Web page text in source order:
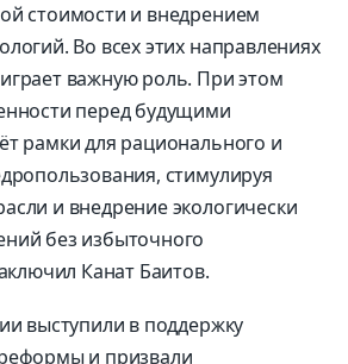
стоимости и внедрением
Во всех этих направлениях
важную роль. При этом
перед будущими
рамки для рационального и
стимулируя
и внедрение экологически
без избыточного
Канат Баитов.
выступили в поддержку
и призвали